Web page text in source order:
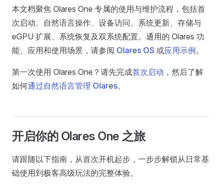
本文档聚焦 Olares One 专属的使用与维护流程，包括首
次启动、自然语言操作、设备访问、系统更新、存储与
eGPU 扩展、系统恢复及双系统配置。通用的 Olares 功
能、应用和使用场景，请参阅 Olares OS 或应用示例。
第一次使用 Olares One？请先完成首次启动 ，然后了解
如何通过自然语言管理 Olares。
开启你的 Olares One 之旅
请跟随以下指南，从首次开机起步，一步步解锁从日常基
础使用到极客高级玩法的完整体验。